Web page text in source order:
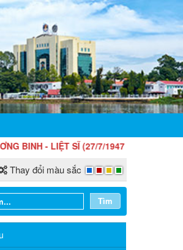
- LIỆT SĨ (27/7/1947 - 27/7/2026)
Thay đổi màu sắc
Tìm